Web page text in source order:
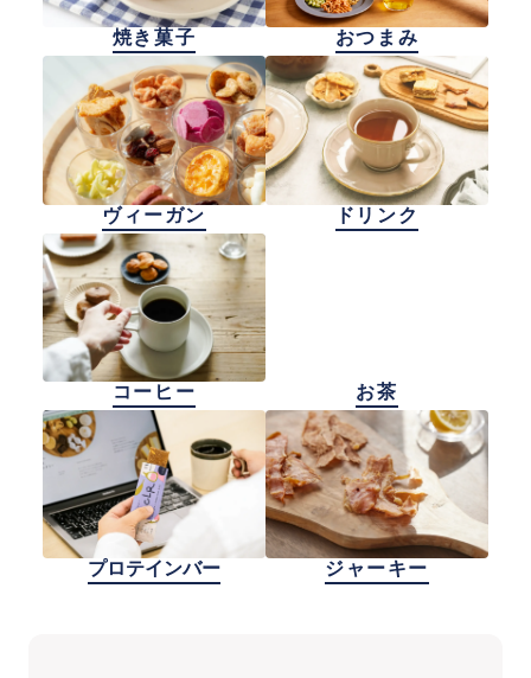
焼き菓子 おつまみ
ヴィーガン ドリンク
コーヒー お茶
プロテインバー ジャーキー